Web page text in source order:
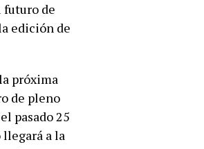
futuro de
edición de
próxima
de pleno
pasado 25
a la